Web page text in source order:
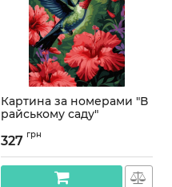
Картина за номерами "В
райському саду"
Артикул:
327 грн